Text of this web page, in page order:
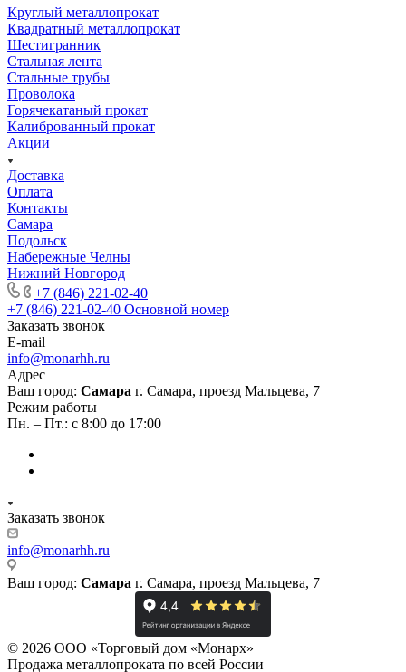
Круглый металлопрокат
Квадратный металлопрокат
Шестигранник
Стальная лента
Стальные трубы
Проволока
Горячекатаный прокат
Калиброванный прокат
Акции
Доставка
Оплата
Контакты
Самара
Подольск
Набережные Челны
Нижний Новгород
+7 (846) 221-02-40
+7 (846) 221-02-40 Основной номер
Заказать звонок
E-mail
info@monarhh.ru
Адрес
Ваш город: Самара г. Самара, проезд Мальцева, 7
Режим работы
Пн. – Пт.: с 8:00 до 17:00
Заказать звонок
info@monarhh.ru
Ваш город: Самара г. Самара, проезд Мальцева, 7
© 2026 ООО «Торговый дом «Монарх»
Продажа металлопроката по всей России